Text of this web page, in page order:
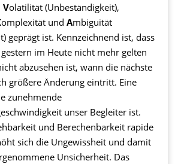
Volatilität (Unbeständigkeit),
omplexität und Ambiguität
geprägt ist. Kennzeichnend ist, dass
im Heute nicht mehr gelten
abzusehen ist, wann die nächste
größere Änderung eintritt. Eine
zunehmende
unser Begleiter ist.
und Berechenbarkeit rapide
sich die Ungewissheit und damit
Unsicherheit. Das